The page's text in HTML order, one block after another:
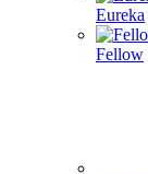
Eureka
Fellow